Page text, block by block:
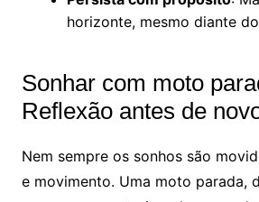
horizonte, mesmo diante
Sonhar com moto
Reflexão antes de
Nem sempre os sonhos são
e movimento. Uma moto parada,